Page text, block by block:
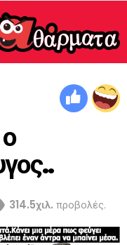
314.5χιλ. προβολές.